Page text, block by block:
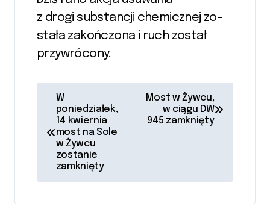
z drogi sub­stan­cji che­micz­nej zo­
stała za­koń­czona i ruch zo­stał
przy­wró­co­ny.
w
W
poniedziałek,
14 kwiernia
most na Sole
w Żywcu
zostanie
zamknięty
Most w Żywcu,
w ciągu DW
945 zamknięty